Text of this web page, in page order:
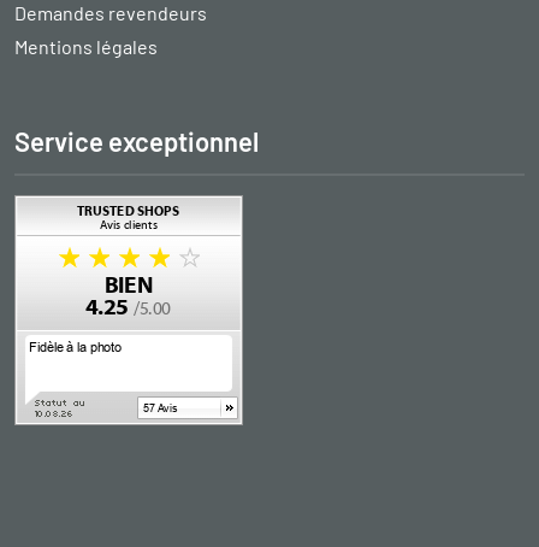
Demandes revendeurs
Mentions légales
Service exceptionnel